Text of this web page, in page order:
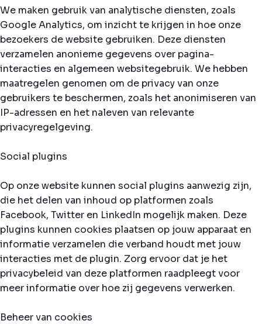
We maken gebruik van analytische diensten, zoals
Google Analytics, om inzicht te krijgen in hoe onze
bezoekers de website gebruiken. Deze diensten
verzamelen anonieme gegevens over pagina-
interacties en algemeen websitegebruik. We hebben
maatregelen genomen om de privacy van onze
gebruikers te beschermen, zoals het anonimiseren van
IP-adressen en het naleven van relevante
privacyregelgeving.
Social plugins
Op onze website kunnen social plugins aanwezig zijn,
die het delen van inhoud op platformen zoals
Facebook, Twitter en LinkedIn mogelijk maken. Deze
plugins kunnen cookies plaatsen op jouw apparaat en
informatie verzamelen die verband houdt met jouw
interacties met de plugin. Zorg ervoor dat je het
privacybeleid van deze platformen raadpleegt voor
meer informatie over hoe zij gegevens verwerken.
Beheer van cookies